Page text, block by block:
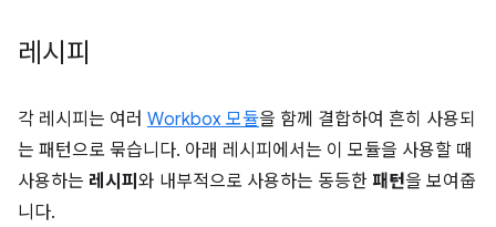
레시피
각 레시피는 여러 Workbox 모듈을 함께 결합하여 흔히 사용되
는 패턴으로 묶습니다. 아래 레시피에서는 이 모듈을 사용할 때
사용하는 레시피 와 내부적으로 사용하는 동등한 패턴을 보여줍
니다.